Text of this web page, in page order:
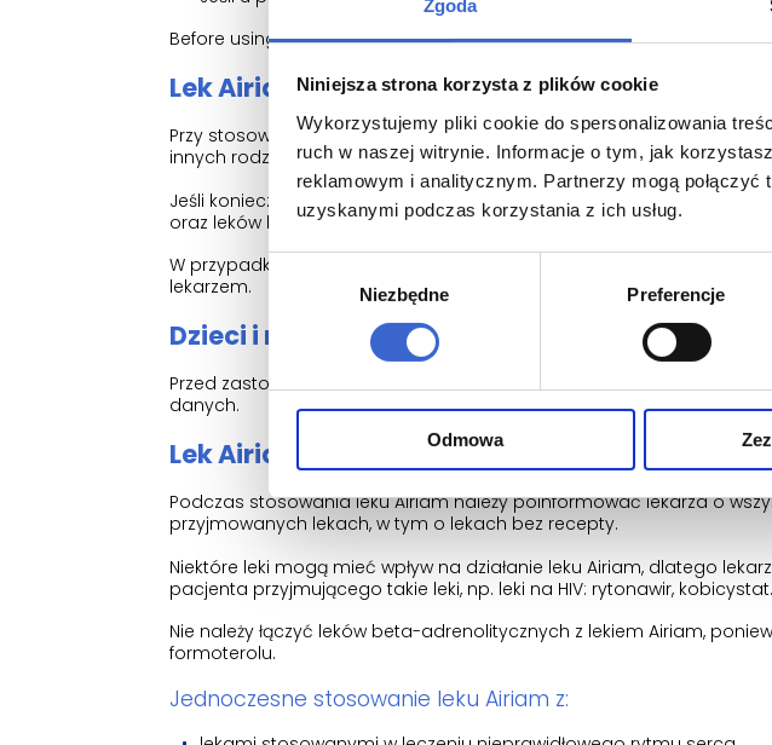
Zgoda
Niniejsza strona korzysta z plików cookie
Wykorzystujemy pliki cookie do spersonalizowania
ruch w naszej witrynie. Informacje o tym, jak
reklamowym i analitycznym. Partnerzy mogą
uzyskanymi podczas korzystania z ich usług.
Wybór
Niezbędne Preferencje
Odmowa
Before using Airiam drug, always inform your doctor if any of the
Lek Airiam - informacje dla pacjentów
Przy stosowaniu leku Airiam należy pamiętać o możliwości
innych rodzajów steroidów, takich jak tabletki lub wstrzykiwania.
Jeśli konieczne jest leczenie w szpitalu, ważne jest zabranie ze sobą
oraz leków bez recepty, w oryginalnych opakowaniach.
W przypadku wystąpienia nieostrego widzenia lub innych zaburzeń
lekarzem.
Dzieci i młodzież
Przed zastosowaniem leku Airiam u dzieci i młodzieży poniżej 18
danych.
Lek Airiam a inne leki
Podczas stosowania leku Airiam należy poinformować lekarza o
przyjmowanych lekach, w tym o lekach bez recepty.
Niektóre leki mogą mieć wpływ na działanie leku Airiam, dlatego
pacjenta przyjmującego takie leki, np. leki na HIV: rytonawir, kobicystat.
Nie należy łączyć leków beta-adrenolitycznych z lekiem Airiam,
formoterolu.
Jednoczesne stosowanie leku Airiam z: